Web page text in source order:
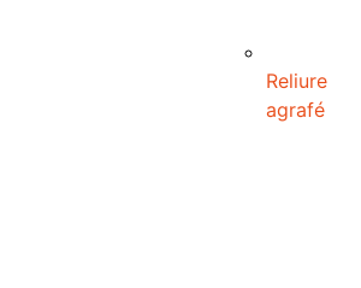
Reliure
agrafé